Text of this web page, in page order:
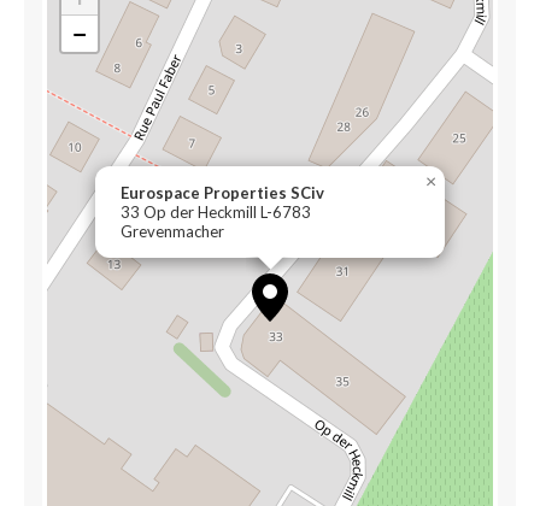
Eurospace Properties SCiv
33 Op der Heckmill L-6783
Grevenmacher
×
−